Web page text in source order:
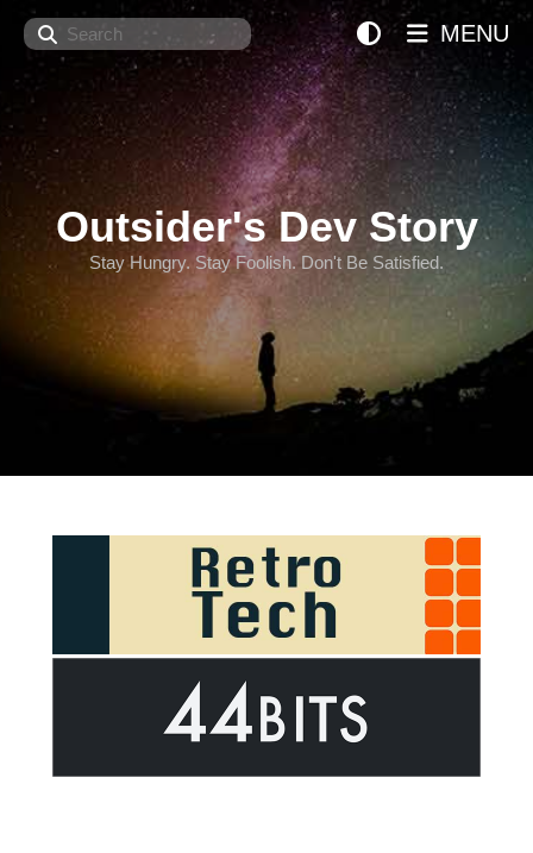
Search
Outsider's Dev Story
Stay Hungry. Stay Foolish. Don't Be Satisfied.
MENU